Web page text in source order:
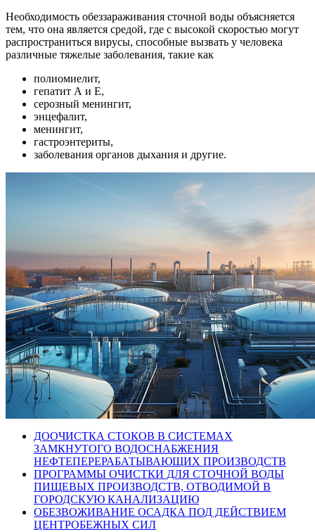
Необходимость обеззараживания сточной воды объясняется
тем, что она является средой, где с высокой скоростью могут
распространиться вирусы, способные вызвать у человека
различные тяжелые заболевания, такие как
полиомиелит,
гепатит А и Е,
серозный менингит,
энцефалит,
менингит,
гастроэнтериты,
заболевания органов дыхания и другие.
ДООЧИСТКА СТОКОВ В СИСТЕМАХ
ЗАМКНУТОГО ВОДОСНАБЖЕНИЯ
НЕФТЕПЕРЕРАБАТЫВАЮЩИХ ПРОИЗВОДСТВ
ПРОГРАММЫ ОЧИСТКИ ДЛЯ СТОЧНОЙ ВОДЫ
ПИЩЕВЫХ ПРОИЗВОДСТВ, ОТВОДИМОЙ В
ГОРОДСКУЮ КАНАЛИЗАЦИЮ
ОБЕЗВОЖИВАНИЕ ОСАДКА ПОД ДЕЙСТВИЕМ
ЦЕНТРОБЕЖНЫХ СИЛ